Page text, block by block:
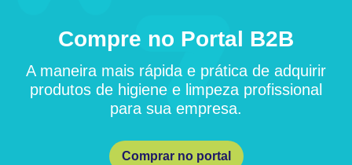
Compre no Portal B2B
A maneira mais rápida e prática de adquirir
produtos de higiene e limpeza profissional
para sua empresa.
Comprar no portal